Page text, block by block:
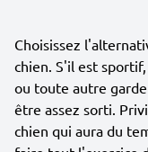
Choisissez
chien. S'il est
ou toute autre
être assez sorti.
chien qui aura du